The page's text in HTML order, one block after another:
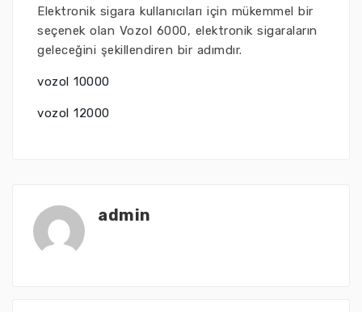
Elektronik sigara kullanıcıları için mükemmel bir
seçenek olan Vozol 6000, elektronik sigaraların
geleceğini şekillendiren bir adımdır.
vozol 10000
vozol 12000
admin